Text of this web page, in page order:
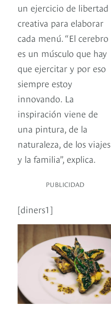
un ejercicio de libertad
creativa para elaborar
cada menú. “El cerebro
es un músculo que hay
que ejercitar y por eso
siempre estoy
innovando. La
inspiración viene de
una pintura, de la
naturaleza, de los viajes
y la familia”, explica.
PUBLICIDAD
[diners1]